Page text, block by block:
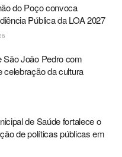
do Poço convoca
Pública da LOA 2027
São João Pedro com
celebração da cultura
de Saúde fortalece o
de políticas públicas em